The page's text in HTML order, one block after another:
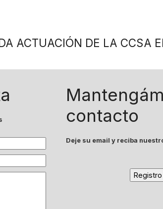
contacto
Deje su email y reciba